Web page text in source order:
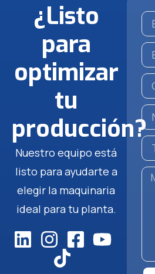
¿Listo
para
optimizar
tu
producción?
Nuestro equipo está
listo para ayudarte a
elegir la maquinaria
ideal para tu planta.